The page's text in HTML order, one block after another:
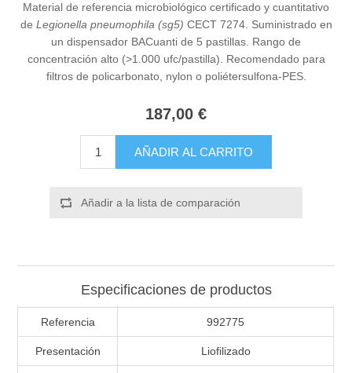
Material de referencia microbiológico certificado y cuantitativo
de Legionella pneumophila (sg5) CECT 7274. Suministrado en
un dispensador BACuanti de 5 pastillas. Rango de
concentración alto (>1.000 ufc/pastilla). Recomendado para
filtros de policarbonato, nylon o poliétersulfona-PES.
187,00 €
AÑADIR AL CARRITO
Añadir a la lista de comparación
Especificaciones de productos
Referencia 992775
Presentación Liofilizado